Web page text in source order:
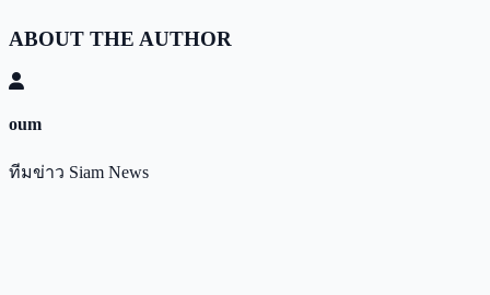
ABOUT THE AUTHOR
oum
ทีมข่าว Siam News